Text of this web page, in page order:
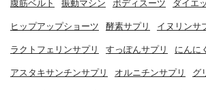
腹筋ベルト 振動マシン ボディスーツ ダイエ
ヒップアップショーツ 酵素サプリ イヌリンサ
ラクトフェリンサプリ すっぽんサプリ にんに
アスタキサンチンサプリ オルニチンサプリ グ